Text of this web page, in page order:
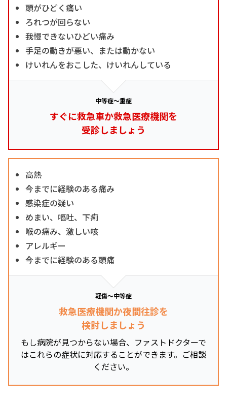
頭がひどく痛い
ろれつが回らない
我慢できないひどい痛み
手足の動きが悪い、または動かない
けいれんをおこした、けいれんしている
中等症～重症
すぐに救急車か救急医療機関を
受診しましょう
高熱
今までに経験のある痛み
感染症の疑い
めまい、嘔吐、下痢
喉の痛み、激しい咳
アレルギー
今までに経験のある頭痛
軽傷～中等症
救急医療機関か夜間往診を
検討しましょう
もし病院が見つからない場合、ファストドクターで
はこれらの症状に対応することができます。ご相談
ください。